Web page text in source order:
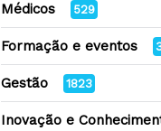
Médicos
529
Formação e eventos
Gestão 1823
Inovação e